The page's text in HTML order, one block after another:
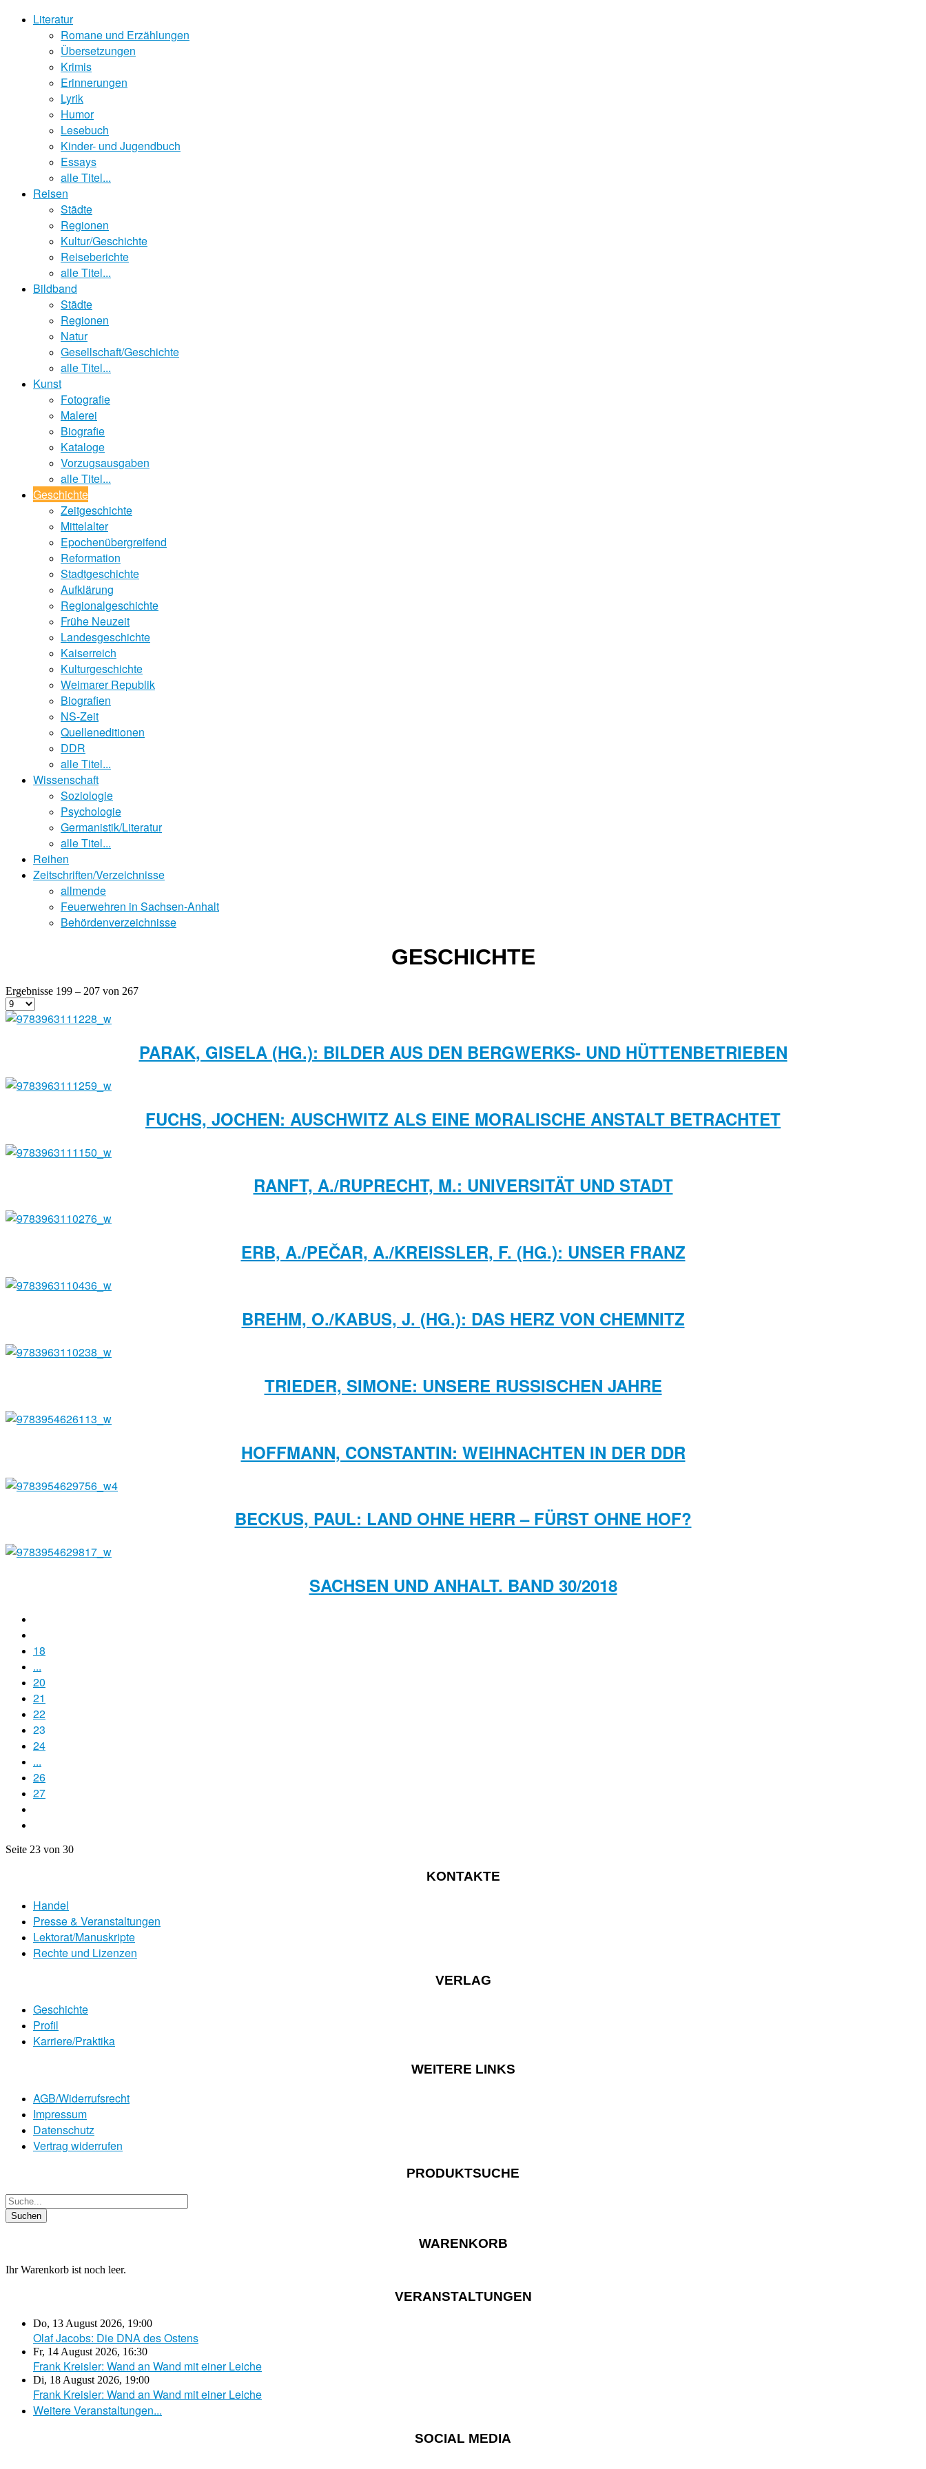
Literatur
Romane und Erzählungen
Übersetzungen
Krimis
Erinnerungen
Lyrik
Humor
Lesebuch
Kinder- und Jugendbuch
Essays
alle Titel...
Reisen
Städte
Regionen
Kultur/Geschichte
Reiseberichte
alle Titel...
Bildband
Städte
Regionen
Natur
Gesellschaft/Geschichte
alle Titel...
Kunst
Fotografie
Malerei
Biografie
Kataloge
Vorzugsausgaben
alle Titel...
Geschichte
Zeitgeschichte
Mittelalter
Epochenübergreifend
Reformation
Stadtgeschichte
Aufklärung
Regionalgeschichte
Frühe Neuzeit
Landesgeschichte
Kaiserreich
Kulturgeschichte
Weimarer Republik
Biografien
NS-Zeit
Quelleneditionen
DDR
alle Titel...
Wissenschaft
Soziologie
Psychologie
Germanistik/Literatur
alle Titel...
Reihen
Zeitschriften/Verzeichnisse
allmende
Feuerwehren in Sachsen-Anhalt
Behördenverzeichnisse
GESCHICHTE
Ergebnisse 199 – 207 von 267
PARAK, GISELA (HG.): BILDER AUS DEN BERGWERKS- UND HÜTTENBETRIEBEN
FUCHS, JOCHEN: AUSCHWITZ ALS EINE MORALISCHE ANSTALT BETRACHTET
RANFT, A./RUPRECHT, M.: UNIVERSITÄT UND STADT
ERB, A./PEČAR, A./KREISSLER, F. (HG.): UNSER FRANZ
BREHM, O./KABUS, J. (HG.): DAS HERZ VON CHEMNITZ
TRIEDER, SIMONE: UNSERE RUSSISCHEN JAHRE
HOFFMANN, CONSTANTIN: WEIHNACHTEN IN DER DDR
BECKUS, PAUL: LAND OHNE HERR – FÜRST OHNE HOF?
SACHSEN UND ANHALT. BAND 30/2018
18
...
20
21
22
23
24
...
26
27
Seite 23 von 30
KONTAKTE
Handel
Presse & Veranstaltungen
Lektorat/Manuskripte
Rechte und Lizenzen
VERLAG
Geschichte
Profil
Karriere/Praktika
WEITERE LINKS
AGB/Widerrufsrecht
Impressum
Datenschutz
Vertrag widerrufen
PRODUKTSUCHE
WARENKORB
Ihr Warenkorb ist noch leer.
VERANSTALTUNGEN
Do, 13 August 2026, 19:00
Olaf Jacobs: Die DNA des Ostens
Fr, 14 August 2026, 16:30
Frank Kreisler: Wand an Wand mit einer Leiche
Di, 18 August 2026, 19:00
Frank Kreisler: Wand an Wand mit einer Leiche
Weitere Veranstaltungen...
SOCIAL MEDIA